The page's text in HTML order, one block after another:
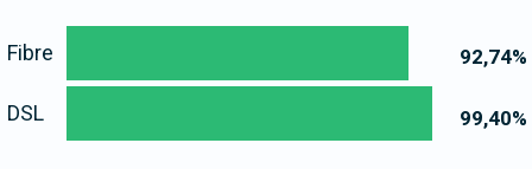
92,74%
99,40%
Fibre
DSL